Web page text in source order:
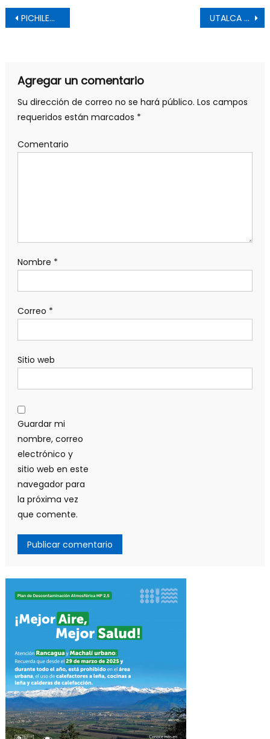
Navegación de entradas
PICHILEMINA ES CIUDADANA ILUSTRE DE SANTA CRUZ UTALCA FORTALECE VINCULACIÓN PARA EL CRECIMIENTO DE SU CAMPUS COLCHAGUA
Agregar un comentario
Su dirección de correo no se hará público. Los campos
requeridos están marcados *
Comentario
Nombre *
Correo *
Sitio web
Guardar mi
nombre, correo
electrónico y
sitio web en este
navegador para
la próxima vez
que comente.